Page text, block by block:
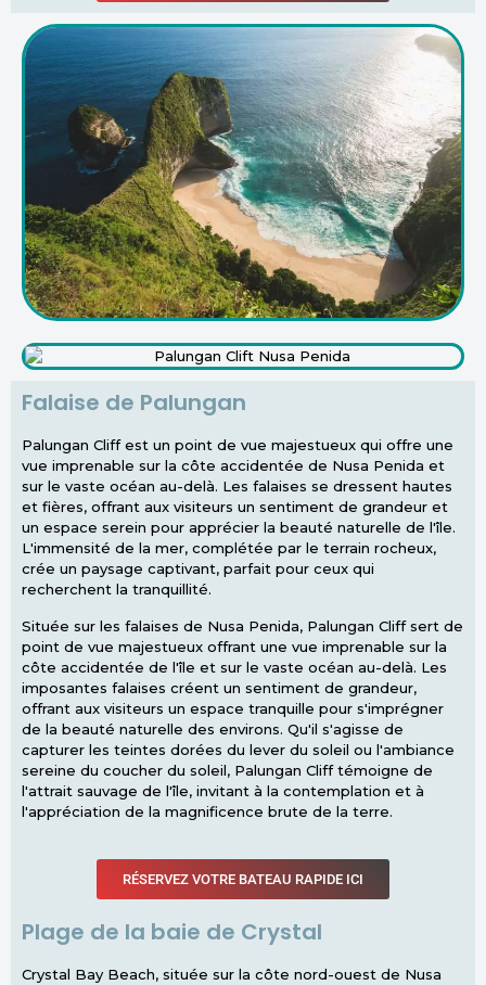
Falaise de Palungan
Palungan Cliff est un point de vue majestueux qui offre une
vue imprenable sur la côte accidentée de Nusa Penida et
sur le vaste océan au-delà. Les falaises se dressent hautes
et fières, offrant aux visiteurs un sentiment de grandeur et
un espace serein pour apprécier la beauté naturelle de l'île.
L'immensité de la mer, complétée par le terrain rocheux,
crée un paysage captivant, parfait pour ceux qui
recherchent la tranquillité.
Située sur les falaises de Nusa Penida, Palungan Cliff sert de
point de vue majestueux offrant une vue imprenable sur la
côte accidentée de l'île et sur le vaste océan au-delà. Les
imposantes falaises créent un sentiment de grandeur,
offrant aux visiteurs un espace tranquille pour s'imprégner
de la beauté naturelle des environs. Qu'il s'agisse de
capturer les teintes dorées du lever du soleil ou l'ambiance
sereine du coucher du soleil, Palungan Cliff témoigne de
l'attrait sauvage de l'île, invitant à la contemplation et à
l'appréciation de la magnificence brute de la terre.
RÉSERVEZ VOTRE BATEAU RAPIDE ICI
Plage de la baie de Crystal
Crystal Bay Beach, située sur la côte nord-ouest de Nusa